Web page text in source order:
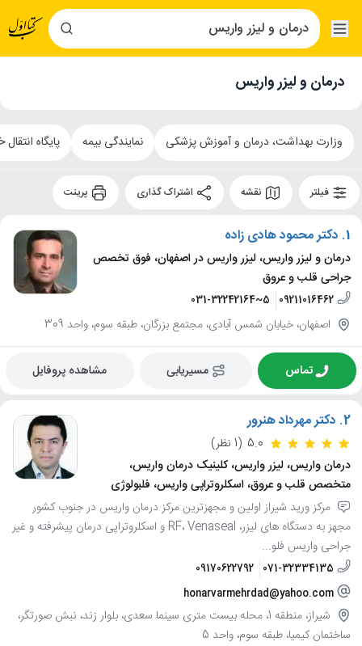
درمان و لیزر واریس
وزارت بهداشت، درمان و آموزش پزشکی نمایندگی بیمه پایگاه
فیلتر نقشه
1. دکتر محمود هادی زاده
درمان و لیزر واریس، لیزر واریس در اصفهان، فوق تخصص
جراحی قلب و عروق
09211016462
031-32242164~5
اصفهان، خیابان شمس آبادی، مجتمع بزرگان، طبقه سوم، واحد 309
تماس مسیریابی مشاهده پروفایل
2. دکتر مهرداد هنرور
5.0 (1 نظر)
درمان واریس، لیزر واریس، کلینیک درمان واریس،
متخصص قلب و عروق، اسکلروتراپی واریس، فلبولوژی
مرکز ورید شیراز اولین و مجهزترین مرکز درمان واریس در جنوب کشور
مجهز به دستگاه های لیزر، RF، Venaseal و اسکلروتراپی درمان پیشرفته و غیر
جراحی واریس فلو...
071-32334135
09170622792
honarvarmehrdad@yahoo.com
شیراز، منطقه 1، محله بیست متری سینما سعدی، بلوار زند، نبش صورتگر،
ساختمان کیمیا، طبقه سوم، واحد 5